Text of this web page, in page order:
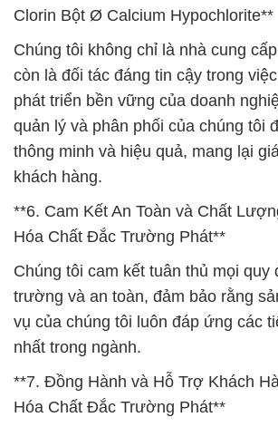
Clorin Bột Ø Calcium Hypochlorite**
Chúng tôi không chỉ là nhà cung
còn là đối tác đáng tin cậy trong
phát triển bền vững của doanh
quản lý và phân phối của chúng tôi
thông minh và hiệu quả, mang lại
khách hàng.
**6. Cam Kết An Toàn và Chất
Hóa Chất Đắc Trường Phát**
Chúng tôi cam kết tuân thủ mọi quy
trường và an toàn, đảm bảo rằng
vụ của chúng tôi luôn đáp ứng các
nhất trong ngành.
**7. Đồng Hành và Hỗ Trợ Khách
Hóa Chất Đắc Trường Phát**